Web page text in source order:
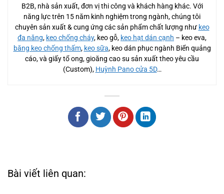
B2B, nhà sản xuất, đơn vị thi công và khách hàng khác. Với
năng lực trên 15 năm kinh nghiệm trong ngành, chúng tôi
chuyên sản xuất & cung ứng các sản phẩm chất lượng như keo
đa năng, keo chống cháy, keo gỗ, keo hạt dán cạnh – keo eva,
băng keo chống thấm, keo sữa, keo dán phục ngành Biển quảng
cáo, và giấy tổ ong, gioăng cao su sản xuất theo yêu cầu
(Custom), Huỳnh Pano cửa 5D…
Bài viết liên quan: